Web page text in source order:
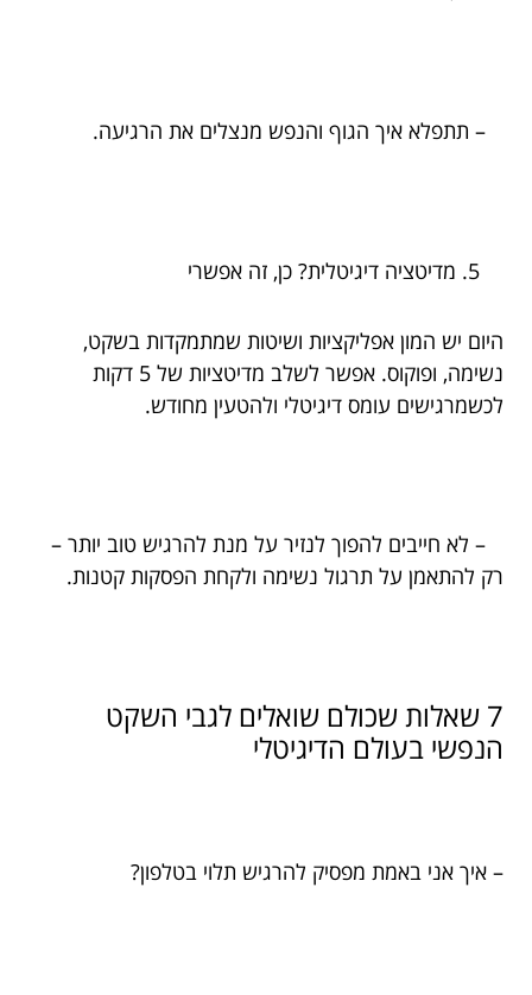
– תתפלא איך הגוף והנפש מנצלים את הרגיעה.
מדיטציה דיגיטלית? כן, זה אפשרי
היום יש המון אפליקציות ושיטות שמתמקדות בשקט,
נשימה, ופוקוס. אפשר לשלב מדיטציות של 5 דקות
לכשמרגישים עומס דיגיטלי ולהטעין מחודש.
– לא חייבים להפוך לנזיר על מנת להרגיש טוב יותר –
רק להתאמן על תרגול נשימה ולקחת הפסקות קטנות.
7 שאלות שכולם שואלים לגבי השקט
הנפשי בעולם הדיגיטלי
– איך אני באמת מפסיק להרגיש תלוי בטלפון?